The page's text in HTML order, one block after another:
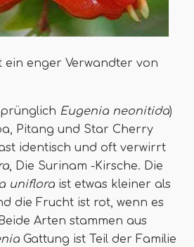
ein enger Verwandter von
Eugenia neonitida)
Pitang und Star Cherry
identisch und oft verwirrt
, Die Surinam -Kirsche. Die
uniflora ist etwas kleiner als
die Frucht ist rot, wenn es
Arten stammen aus
Gattung ist Teil der Familie